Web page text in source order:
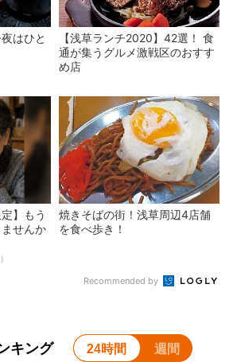
はひと
【浅草ランチ2020】42選！ 食
通が集うグルメ激戦区のおすす
め店
】もう
せんか
焼きそばの街！浅草周辺4店舗
を食べ歩き！
Recommended by
キング 24時間 週間